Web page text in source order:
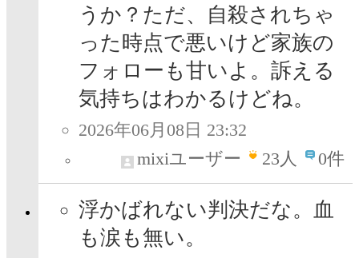
うか？ただ、自殺されちゃ
った時点で悪いけど家族の
フォローも甘いよ。訴える
気持ちはわかるけどね。
2026年06月08日 23:32
mixiユーザー
23人 0件
浮かばれない判決だな。血
も涙も無い。